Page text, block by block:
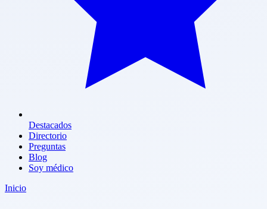
Destacados
Directorio
Preguntas
Blog
Soy médico
Inicio